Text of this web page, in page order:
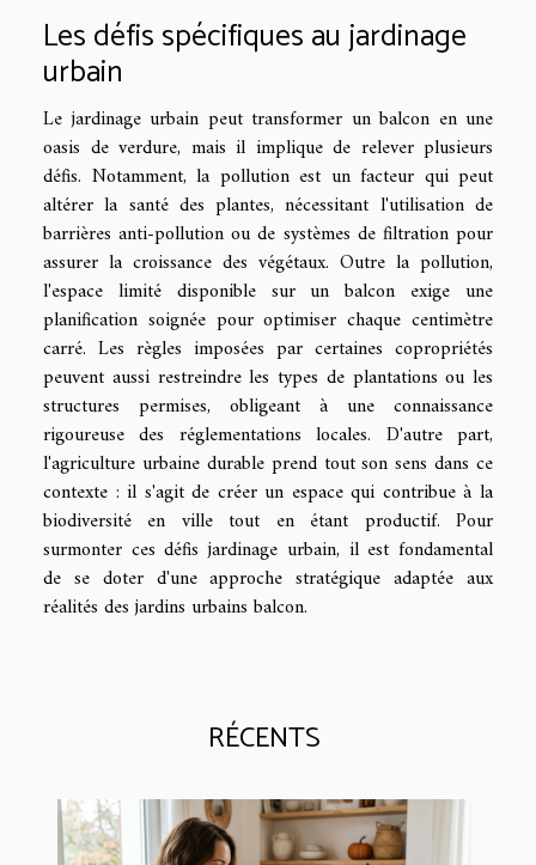
Les défis spécifiques au jardinage
urbain
Le jardinage urbain peut transformer un balcon en une
oasis de verdure, mais il implique de relever plusieurs
défis. Notamment, la pollution est un facteur qui peut
altérer la santé des plantes, nécessitant l'utilisation de
barrières anti-pollution ou de systèmes de filtration pour
assurer la croissance des végétaux. Outre la pollution,
l'espace limité disponible sur un balcon exige une
planification soignée pour optimiser chaque centimètre
carré. Les règles imposées par certaines copropriétés
peuvent aussi restreindre les types de plantations ou les
structures permises, obligeant à une connaissance
rigoureuse des réglementations locales. D'autre part,
l'agriculture urbaine durable prend tout son sens dans ce
contexte : il s'agit de créer un espace qui contribue à la
biodiversité en ville tout en étant productif. Pour
surmonter ces défis jardinage urbain, il est fondamental
de se doter d'une approche stratégique adaptée aux
réalités des jardins urbains balcon.
RÉCENTS